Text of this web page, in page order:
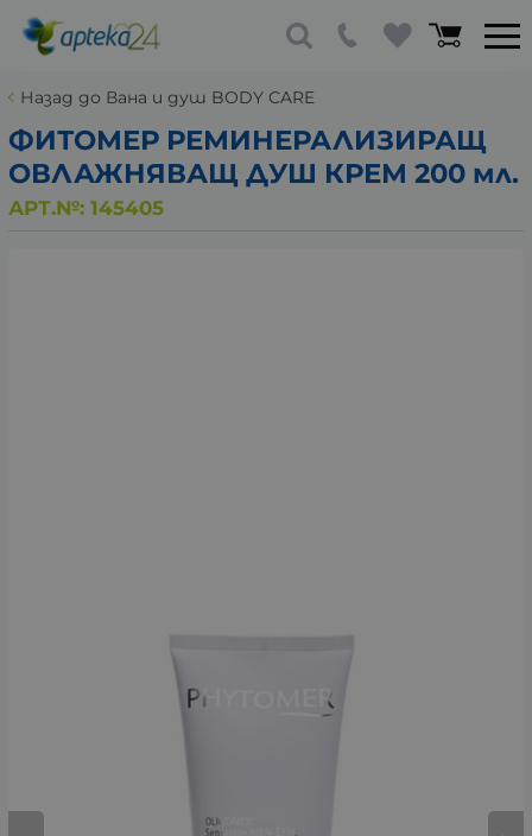
Назад до Вана и душ BODY CARE
ФИТОМЕР РЕМИНЕРАЛИЗИРАЩ
ОВЛАЖНЯВАЩ ДУШ КРЕМ 200 мл.
АРТ.№: 145405